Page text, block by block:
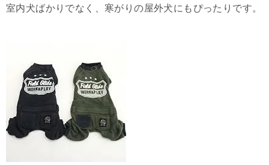
室内犬ばかりでなく、寒がりの屋外犬にもぴったりです。